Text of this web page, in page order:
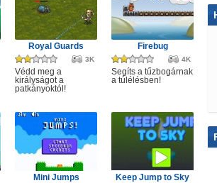
Royal Guards
3K
Védd meg a
királyságot a
patkányoktól!
Firebug
4K
Segíts a tűzbogárnak
a túlélésben!
Mini Jumps Keep Jump to Sky